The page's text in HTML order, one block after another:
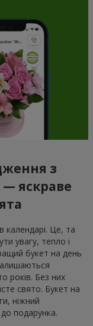
з
яскраве
Це, та
увагу, тепло і
букет на день
років. Без них
свято. Букет на
ніжний
подарунка.